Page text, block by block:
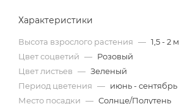
Характеристики
Высота взрослого растения — 1,5 - 2 м
Цвет соцветий — Розовый
Цвет листьев — Зеленый
Период цветения — июнь - сентябрь
Место посадки — Солнце/Полутень